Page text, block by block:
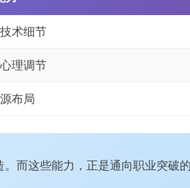
术细节
理调节
布局
而这些能力，正是通向职业突破的